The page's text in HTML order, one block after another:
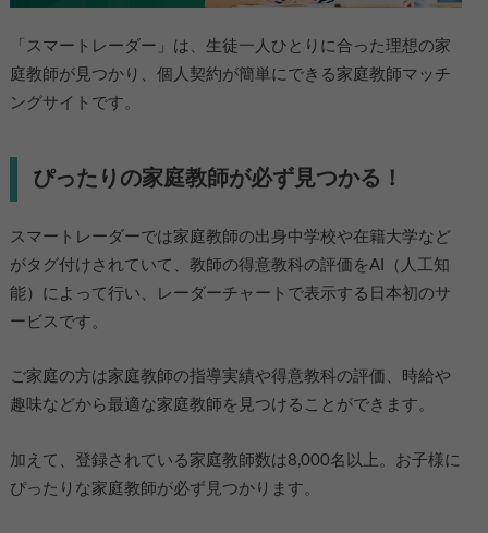
「スマートレーダー」は、生徒一人ひとりに合った理想の家
庭教師が見つかり、個人契約が簡単にできる家庭教師マッチ
ングサイトです。
ぴったりの家庭教師が必ず見つかる！
スマートレーダーでは家庭教師の出身中学校や在籍大学など
がタグ付けされていて、教師の得意教科の評価をAI（人工知
能）によって行い、レーダーチャートで表示する日本初のサ
ービスです。
ご家庭の方は家庭教師の指導実績や得意教科の評価、時給や
趣味などから最適な家庭教師を見つけることができます。
加えて、登録されている家庭教師数は8,000名以上。お子様に
ぴったりな家庭教師が必ず見つかります。